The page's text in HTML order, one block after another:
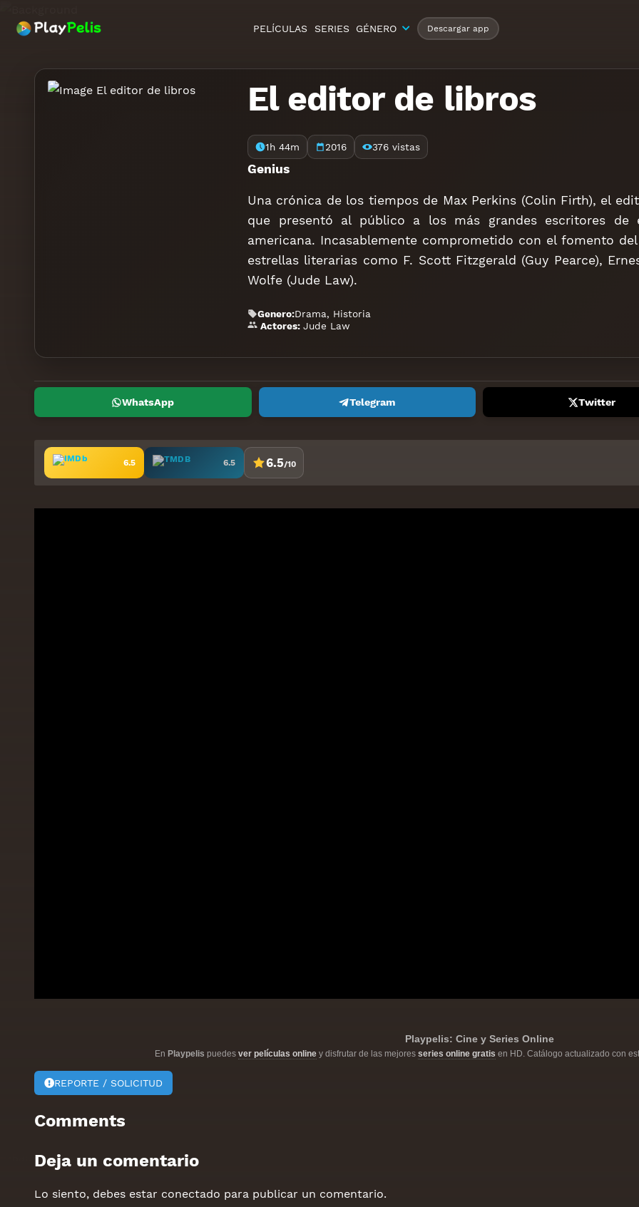
PELÍCULAS SERIES GÉNERO Descargar app
El editor de libros
1h 44m 2016 376 vistas
Genius
Una crónica de los tiempos de Max Perkins (Colin Firth), el
que presentó al público a los más grandes escritores de
americana. Incasablemente comprometido con el fomento
estrellas literarias como F. Scott Fitzgerald (Guy Pearce),
Wolfe (Jude Law).
Genero:Drama, Historia
Actores: Jude Law
WhatsApp Telegram Twitter
6.5 6.5 6.5/10
Playpelis: Cine y Series Online
En Playpelis puedes ver películas online y disfrutar de las mejores series online gratis en HD. Catálogo actualizado con
REPORTE / SOLICITUD
Comments
Deja un comentario
Lo siento, debes estar conectado para publicar un comentario.